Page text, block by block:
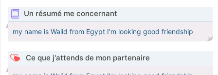
Un résumé me concernant
my name is Walid from Egypt I'm looking good friendship
Ce que j'attends de mon partenaire